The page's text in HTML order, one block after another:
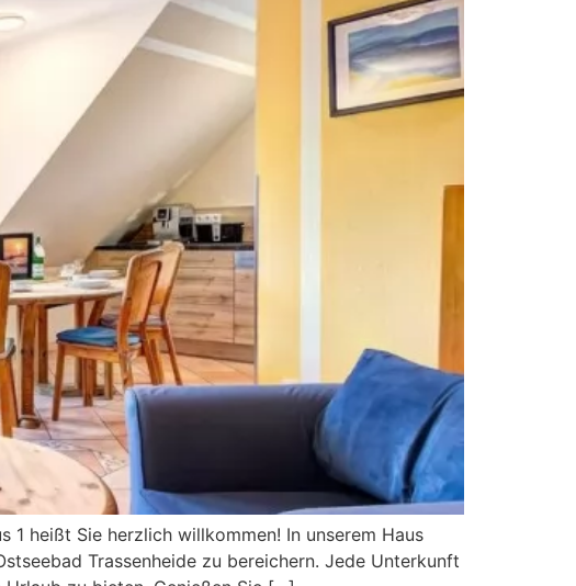
1 heißt Sie herzlich willkommen! In unserem Haus
Trassenheide zu bereichern. Jede Unterkunft